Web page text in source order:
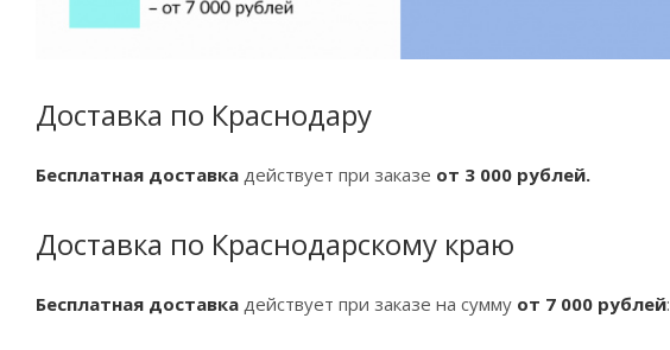
Доставка по Краснодару
Бесплатная доставка действует при заказе от 3 000 рублей.
Доставка по Краснодарскому краю
Бесплатная доставка действует при заказе на сумму от 7 000 рублей: